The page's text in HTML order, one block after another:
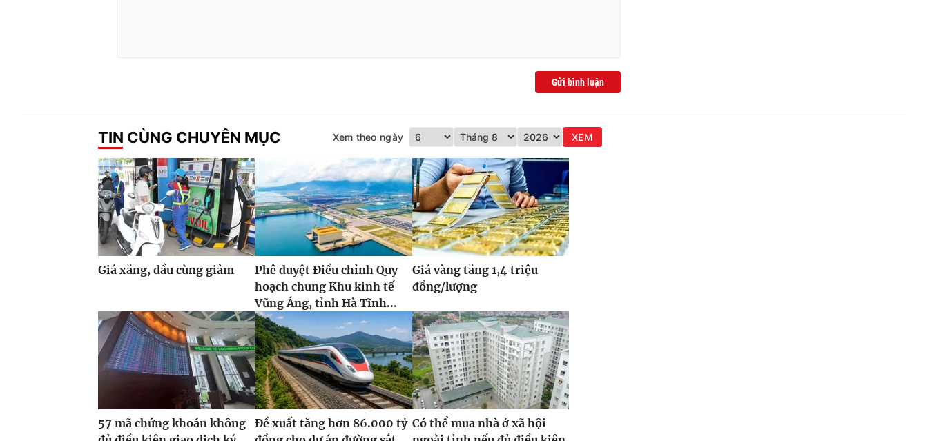
Gửi bình luận
TIN CÙNG CHUYÊN MỤC Xem theo ngày XEM
Giá xăng, dầu cùng giảm
Phê duyệt Điều chỉnh Quy
hoạch chung Khu kinh tế
Vũng Áng, tỉnh Hà Tĩnh...
Giá vàng tăng 1,4 triệu
đồng/lượng
57 mã chứng khoán không
Đề xuất tăng hơn 86.000 tỷ Có thể mua nhà ở xã hội